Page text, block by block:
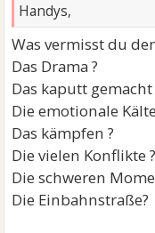
Handys,
Was vermisst du
Das Drama ?
Das kaputt
Die emotionale
Das kämpfen ?
Die vielen Konflikte ?
Die schweren
Die Einbahnstraße?